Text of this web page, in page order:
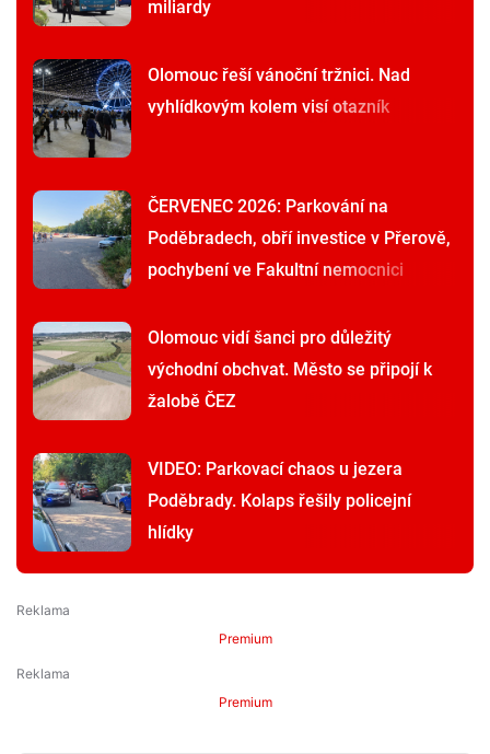
miliardy
Olomouc řeší vánoční tržnici. Nad
vyhlídkovým kolem visí otazník
ČERVENEC 2026: Parkování na
Poděbradech, obří investice v Přerově,
pochybení ve Fakultní nemocnici
Olomouc vidí šanci pro důležitý
východní obchvat. Město se připojí k
žalobě ČEZ
VIDEO: Parkovací chaos u jezera
Poděbrady. Kolaps řešily policejní
hlídky
Premium
Premium